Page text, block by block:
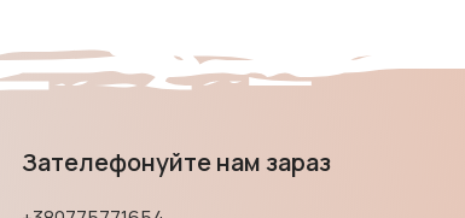
Зателефонуйте нам зараз